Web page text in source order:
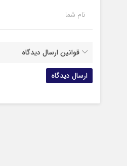
نام شما
قوانین ارسال دیدگاه